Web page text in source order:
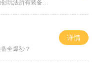
法所有装备靠打
全爆秒？
详情